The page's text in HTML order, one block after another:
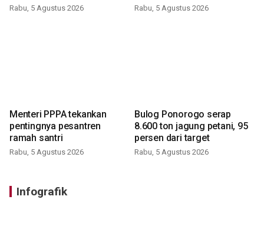
Rabu, 5 Agustus 2026 Rabu, 5 Agustus 2026
Menteri PPPA tekankan
pentingnya pesantren
ramah santri
Rabu, 5 Agustus 2026
Bulog Ponorogo serap
8.600 ton jagung petani, 95
persen dari target
Rabu, 5 Agustus 2026
Infografik